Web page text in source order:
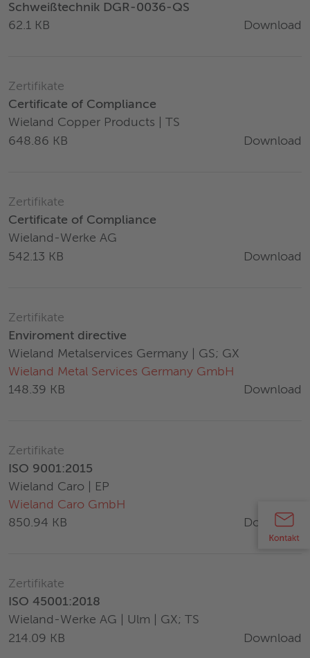
Schweißtechnik DGR-0036-QS
62.1 KB
Download
Zertifikate
Certificate of Compliance
Wieland Copper Products | TS
648.86 KB
Download
Zertifikate
Certificate of Compliance
Wieland-Werke AG
542.13 KB
Download
Zertifikate
Enviroment directive
Wieland Metalservices Germany | GS; GX
Wieland Metal Services Germany GmbH
148.39 KB
Download
Zertifikate
ISO 9001:2015
Wieland Caro | EP
Wieland Caro GmbH
850.94 KB
Download
Zertifikate
ISO 45001:2018
Wieland-Werke AG | Ulm | GX; TS
214.09 KB
Download